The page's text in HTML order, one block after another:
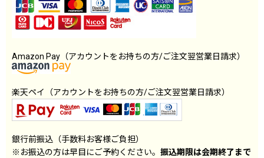
Amazon Pay（アカウントをお持ちの方/ご注文翌営業日請求）
楽天ペイ（アカウントをお持ちの方/ご注文翌営業日請求）
銀行前振込（手数料お客様ご負担）
※お振込の方は早目にご予約ください。 振込期限は会期終了まで